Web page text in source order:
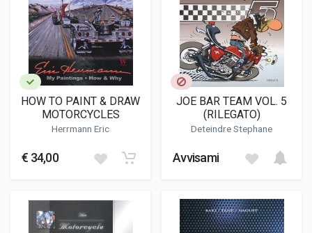
HOW TO PAINT & DRAW
MOTORCYCLES
Herrmann Eric
€ 34,00
JOE BAR TEAM VOL. 5
(RILEGATO)
Deteindre Stephane
Avvisami